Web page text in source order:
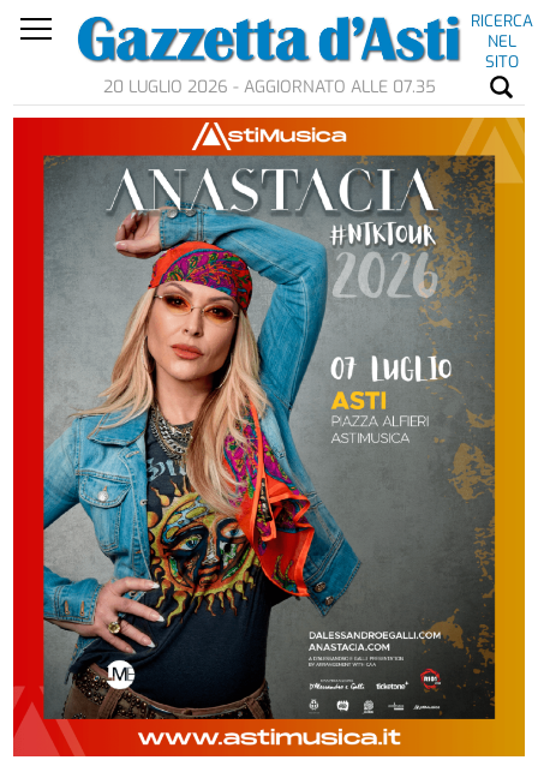
RICERCA
NEL
SITO
20 LUGLIO 2026 - AGGIORNATO ALLE 07.35